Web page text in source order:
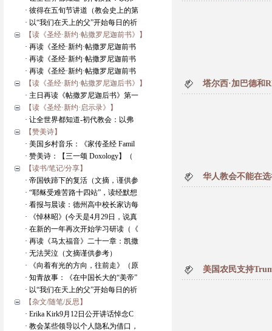
· 彼得在五旬节讲道（教会史上的第
· 以“我们在天上的父”开始每日的祈
【读《圣经·新约·帖撒罗尼迦前书》】
· 再读《圣经·新约·帖撒罗尼迦前书
· 再读《圣经·新约·帖撒罗尼迦前书
· 再读《圣经·新约·帖撒罗尼迦前书
【读《圣经·新约·帖撒罗尼迦后书》】
· 主日再读《帖撒罗尼迦后书》第一
【读《圣经·新约·启示录》】
· 让全世界都知道-初代教会：以弗
【赞美诗】
· 美国乡村音乐：《家传圣经 Famil
· 赞美诗：【三一颂 Doxology】（
【读书/笔记/分享】
· 帝国铁蹄下的复活（文摘，谨供参
· “耶稣受难苦路十四站”，读经默想
· 看报与晨读：德州高中校长家访每
· 《悼林昭》(今天是4月29日，说真
· 在新的一年再次开始学习研读（《
· 再读《马太福音》二十一章：凯撒
· 无法哭泣（文摘谨供参考）
· 《向着有光的方向，往前走》（原
· 知青故事：《在中国长大的“美帝”
· 以“我们在天上的父”开始每日的祈
【杂文/随笔/反思】
· Erika Kirk9月12日公开讲话悼念C
· 教会某些领导以个人隐私为借口，
塔尔西·加巴德和
华人教会不能在
美国农民支持